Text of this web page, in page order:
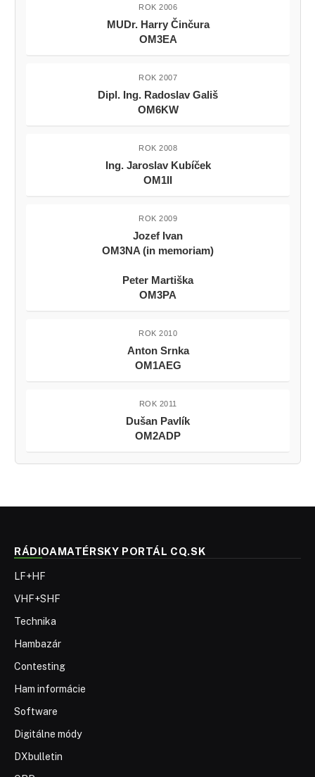
ROK 2006
MUDr. Harry Činčura
OM3EA
ROK 2007
Dipl. Ing. Radoslav Gališ
OM6KW
ROK 2008
Ing. Jaroslav Kubíček
OM1II
ROK 2009
Jozef Ivan
OM3NA (in memoriam)
Peter Martiška
OM3PA
ROK 2010
Anton Srnka
OM1AEG
ROK 2011
Dušan Pavlík
OM2ADP
RÁDIOAMATÉRSKY PORTÁL CQ.SK
LF+HF
VHF+SHF
Technika
Hambazár
Contesting
Ham informácie
Software
Digitálne módy
DXbulletin